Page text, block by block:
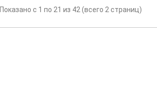
Показано с 1 по 21 из 42 (всего 2 страниц)